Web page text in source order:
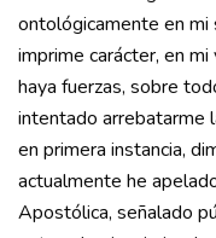
ontológicamente en mi
imprime carácter, en
haya fuerzas, sobre
intentado arrebatarme
en primera instancia,
actualmente he
Apostólica, señalado